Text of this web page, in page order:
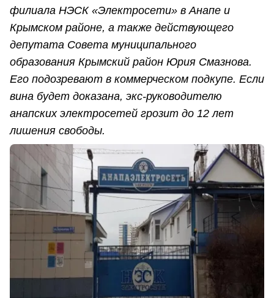
филиала НЭСК «Электросети» в Анапе и
Крымском районе, а также действующего
депутата Совета муниципального
образования Крымский район Юрия Смазнова.
Его подозревают в коммерческом подкупе. Если
вина будет доказана, экс-руководителю
анапских электросетей грозит до 12 лет
лишения свободы.